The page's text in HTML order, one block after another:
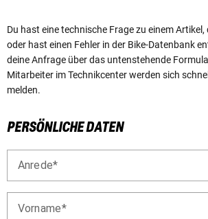
Du hast eine technische Frage zu einem
oder hast einen Fehler in der Bike-Datenbank
deine Anfrage über das untenstehende
Mitarbeiter im Technikcenter werden sich
melden.
PERSÖNLICHE DATEN
Anrede
Vorname